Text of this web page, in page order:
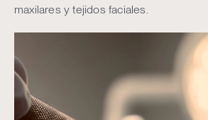
maxilares y tejidos faciales.